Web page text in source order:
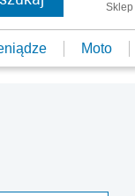
Sklep
Moto